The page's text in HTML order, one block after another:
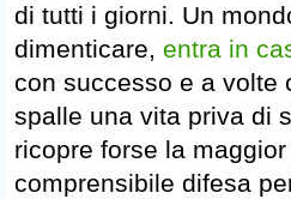
di tutti i giorni. Un
dimenticare, entra in
con successo e a volte
spalle una vita priva di
ricopre forse la
comprensibile difesa